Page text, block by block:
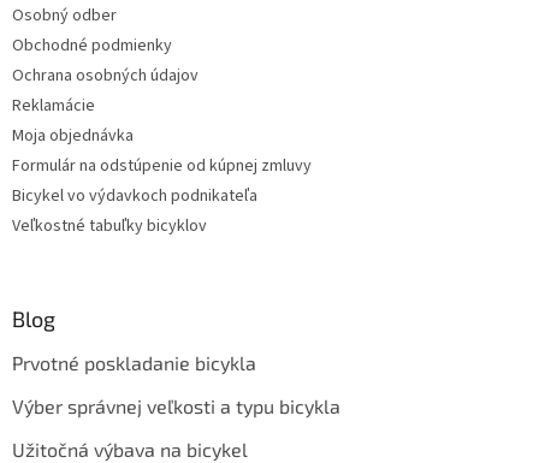
Osobný odber
Obchodné podmienky
Ochrana osobných údajov
Reklamácie
Moja objednávka
Formulár na odstúpenie od kúpnej zmluvy
Bicykel vo výdavkoch podnikateľa
Veľkostné tabuľky bicyklov
Blog
Prvotné poskladanie bicykla
Výber správnej veľkosti a typu bicykla
Užitočná výbava na bicykel